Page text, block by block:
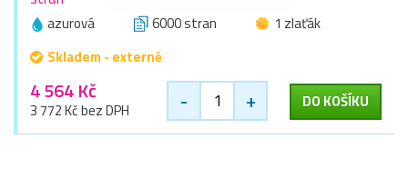
azurová 6000 stran
1 zlaťák
Skladem - externě
4 564 Kč
3 772 Kč bez DPH - + DO KOŠÍKU